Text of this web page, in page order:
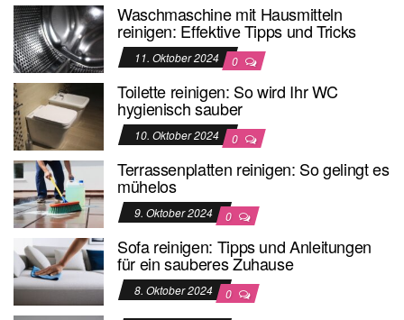
Waschmaschine mit Hausmitteln
reinigen: Effektive Tipps und Tricks
11. Oktober 2024 0
Toilette reinigen: So wird Ihr WC
hygienisch sauber
10. Oktober 2024 0
Terrassenplatten reinigen: So gelingt es
mühelos
9. Oktober 2024 0
Sofa reinigen: Tipps und Anleitungen
für ein sauberes Zuhause
8. Oktober 2024 0